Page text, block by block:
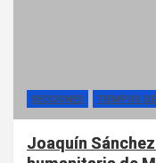
SECCIONES TIEMPOS
Joaquín